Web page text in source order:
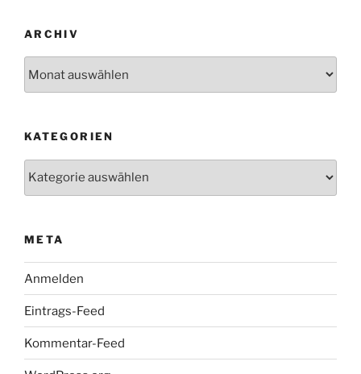
ARCHIV
KATEGORIEN
META
Anmelden
Eintrags-Feed
Kommentar-Feed